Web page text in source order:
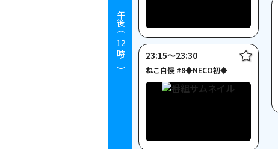
午後（
12
時～） 23:15〜23:30
ねこ自慢 #8◆NECO初◆